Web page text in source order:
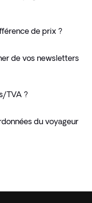
de prix ?
de vos newsletters
TVA ?
du voyageur